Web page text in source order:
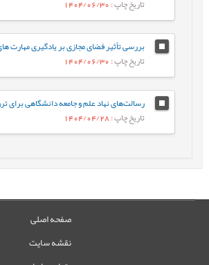
تاریخ چاپ: 1404/06/30
تاریخ چاپ: 1404/06/30
تاریخ چاپ: 1404/04/28
صفحه اصلی
نقشه سایت